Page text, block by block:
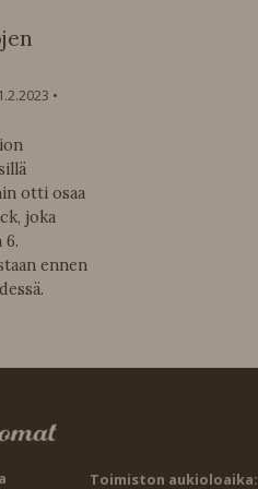
otti osaa
joka
6.
ennen
Toimiston aukioloaika: